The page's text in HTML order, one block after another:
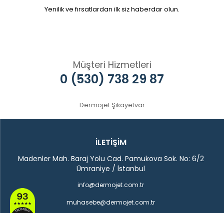
Yenilik ve fırsatlardan ilk siz haberdar olun.
Müşteri Hizmetleri
0 (530) 738 29 87
Dermojet Şikayetvar
İLETİŞİM
Madenler Mah. Baraj Yolu Cad. Pamukova Sok. No: 6/2
Ümraniye / İstanbul
info@dermojet.com.tr
muhasebe@dermojet.com.tr